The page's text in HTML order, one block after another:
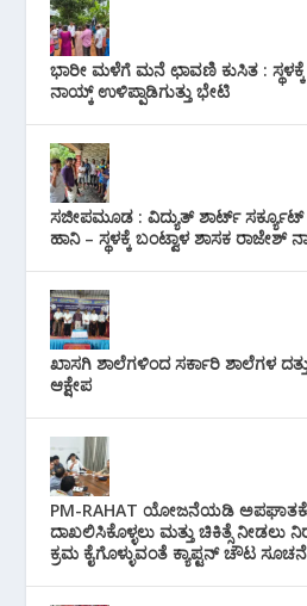
ಭಾರೀ ಮಳೆಗೆ ಮನೆ ಛಾವಣಿ ಕುಸಿತ :
ನಾಯ್ಕ್ ಉಳಿಪ್ಪಾಡಿಗುತ್ತು ಭೇಟಿ
ಸಜೀಪಮೂಡ : ವಿದ್ಯುತ್ ಶಾರ್ಟ್
ಹಾನಿ – ಸ್ಥಳಕ್ಕೆ ಬಂಟ್ವಾಳ ಶಾಸಕ ರಾಜೇಶ್
ಖಾಸಗಿ ಶಾಲೆಗಳಿಂದ ಸರ್ಕಾರಿ ಶಾಲೆಗಳ
ಆಕ್ಷೇಪ
PM-RAHAT ಯೋಜನೆಯಡಿ
ದಾಖಲಿಸಿಕೊಳ್ಳಲು ಮತ್ತು ಚಿಕಿತ್ಸೆ ನೀಡಲು
ಕ್ರಮ ಕೈಗೊಳ್ಳುವಂತೆ ಕ್ಯಾಪ್ಟನ್ ಚೌಟ